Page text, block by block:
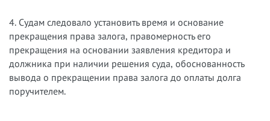
4. Судам следовало установить время и основание
прекращения права залога, правомерность его
прекращения на основании заявления кредитора и
должника при наличии решения суда, обоснованность
вывода о прекращении права залога до оплаты долга
поручителем.